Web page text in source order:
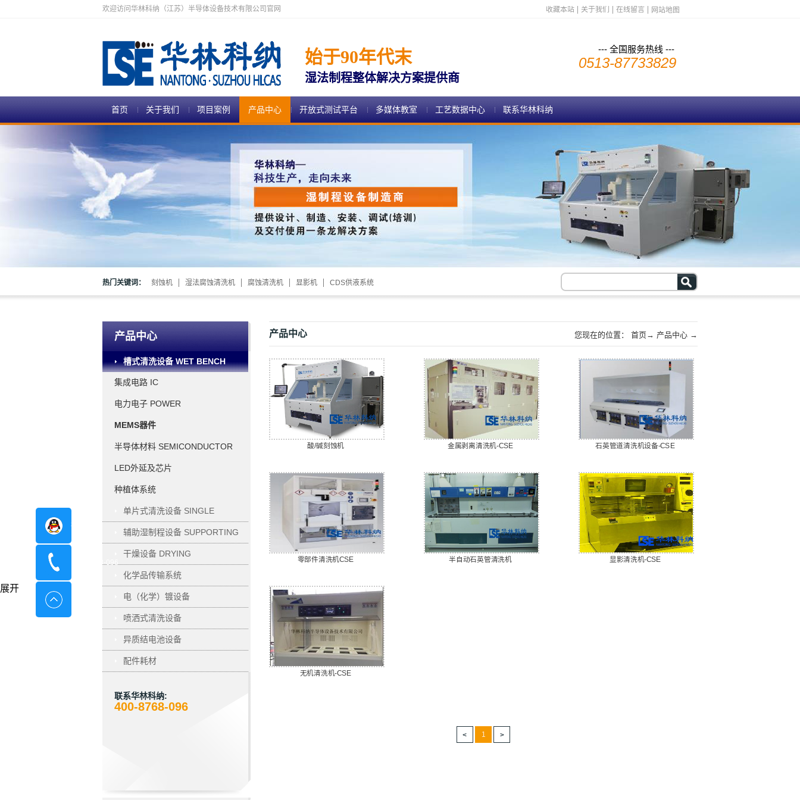
欢迎访问华林科纳（江苏）半导体设备技术有限公司官网 收藏本站 关于我们 在线留言 网站地图
始于90年代末
湿法制程整体解决方案提供商
--- 全国服务热线 ---
0513-87733829
首页 关于我们 项目案例 产品中心 开放式测试平台 多媒体教室 工艺数据中心 联系华林科纳
热门关键词： 刻蚀机 湿法腐蚀清洗机 腐蚀清洗机 显影机 CDS供液系统
产品中心
槽式清洗设备 WET BENCH
集成电路 IC
电力电子 POWER
ELECTRONICS
MEMS器件
半导体材料 SEMICONDUCTOR
MATERIAL
LED外延及芯片
种植体系统
单片式清洗设备 SINGLE
WAFER PROCESSING
辅助湿制程设备 SUPPORTING
干燥设备 DRYING
化学品传输系统
电（化学）镀设备
ELECTROPLATING
喷洒式清洗设备
异质结电池设备
配件耗材
联系华林科纳:
400-8768-096
产品中心 您现在的位置： 首页→ 产品中心 →
酸/碱刻蚀机 金属剥离清洗机-CSE 石英管道清洗机设备-CSE
零部件清洗机CSE 半自动石英管清洗机 显影清洗机-CSE
无机清洗机-CSE
1
在线咨询
400-8798-096
展开